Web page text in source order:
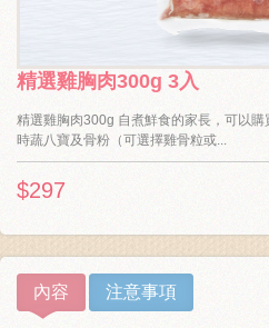
精選雞胸肉300g 3入
精選雞胸肉300g 自煮鮮食的家長，可以
時蔬八寶及骨粉（可選擇雞骨粒或...
$297
內容 注意事項